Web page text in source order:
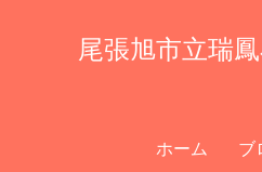
尾張旭市立瑞
ホーム ブ